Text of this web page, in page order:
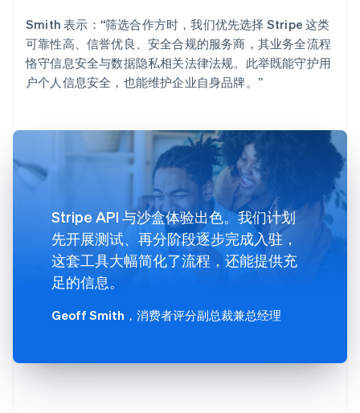
Smith 表示：“筛选合作方时，我们优先选择 Stripe 这类
可靠性高、信誉优良、安全合规的服务商，其业务全流程
恪守信息安全与数据隐私相关法律法规。此举既能守护用
户个人信息安全，也能维护企业自身品牌。”
Stripe API 与沙盒体验出色。我们计划
先开展测试、再分阶段逐步完成入驻，
这套工具大幅简化了流程，还能提供充
足的信息。
Geoff Smith ，消费者评分副总裁兼总经理